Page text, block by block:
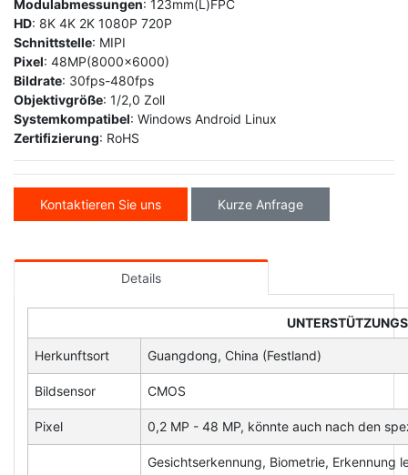
Modulabmessungen: 123mm(L)FPC
HD: 8K 4K 2K 1080P 720P
Schnittstelle: MIPI
Pixel: 48MP(8000x6000)
Bildrate: 30fps-480fps
Objektivgröße: 1/2,0 Zoll
Systemkompatibel: Windows Android Linux
Zertifizierung: RoHS
Kontaktieren Sie uns Kurze Anfrage
Details
Herkunftsort Guangdong, China (Festland)
Bildsensor CMOS
Pixel 0,2 MP - 48 MP, könnte auch nach den
Gesichtserkennung, Biometrie, Erkennung